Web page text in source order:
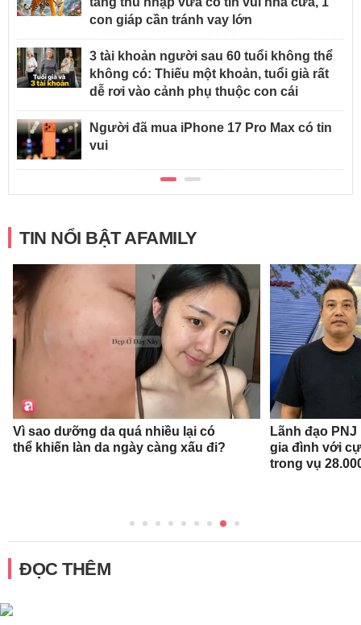
con giáp cần tránh vay lớn
3 tài khoản người sau 60 tuổi không thể
không có: Thiếu một khoản, tuổi già rất
dễ rơi vào cảnh phụ thuộc con cái
Người đã mua iPhone 17 Pro Max có tin
vui
TIN NỔI BẬT AFAMILY
Vì sao dưỡng da quá nhiều lại có
thể khiến làn da ngày càng xấu đi?
Lãnh đạo
gia đình với
trong vụ
ĐỌC THÊM